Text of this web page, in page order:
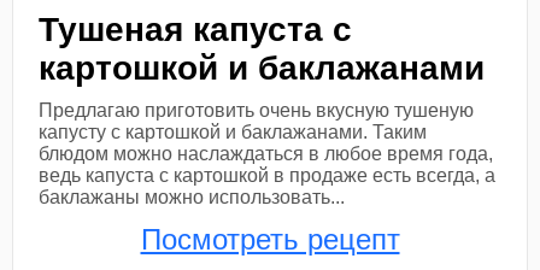
Тушеная капуста с
картошкой и баклажанами
Предлагаю приготовить очень вкусную тушеную
капусту с картошкой и баклажанами. Таким
блюдом можно наслаждаться в любое время года,
ведь капуста с картошкой в продаже есть всегда, а
баклажаны можно использовать...
Посмотреть рецепт